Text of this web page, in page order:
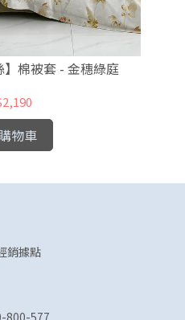
棉被套 - 金穗綠庭
物車
銷據點
800-577